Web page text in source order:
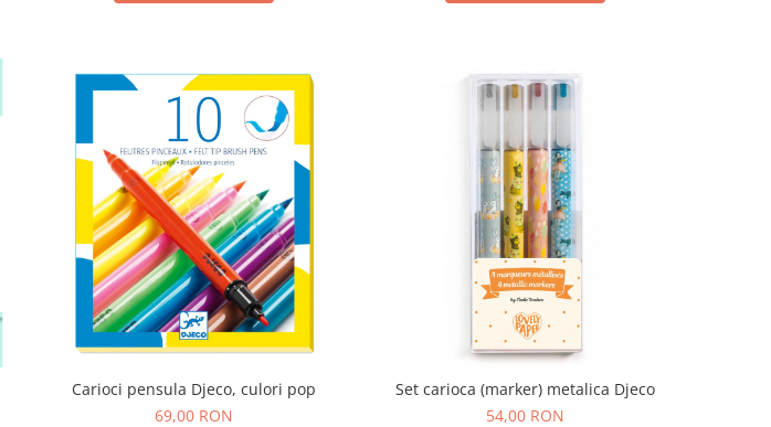
Carioci pensula Djeco, culori pop
69,00 RON
Set carioca (marker) metalica Djeco
54,00 RON